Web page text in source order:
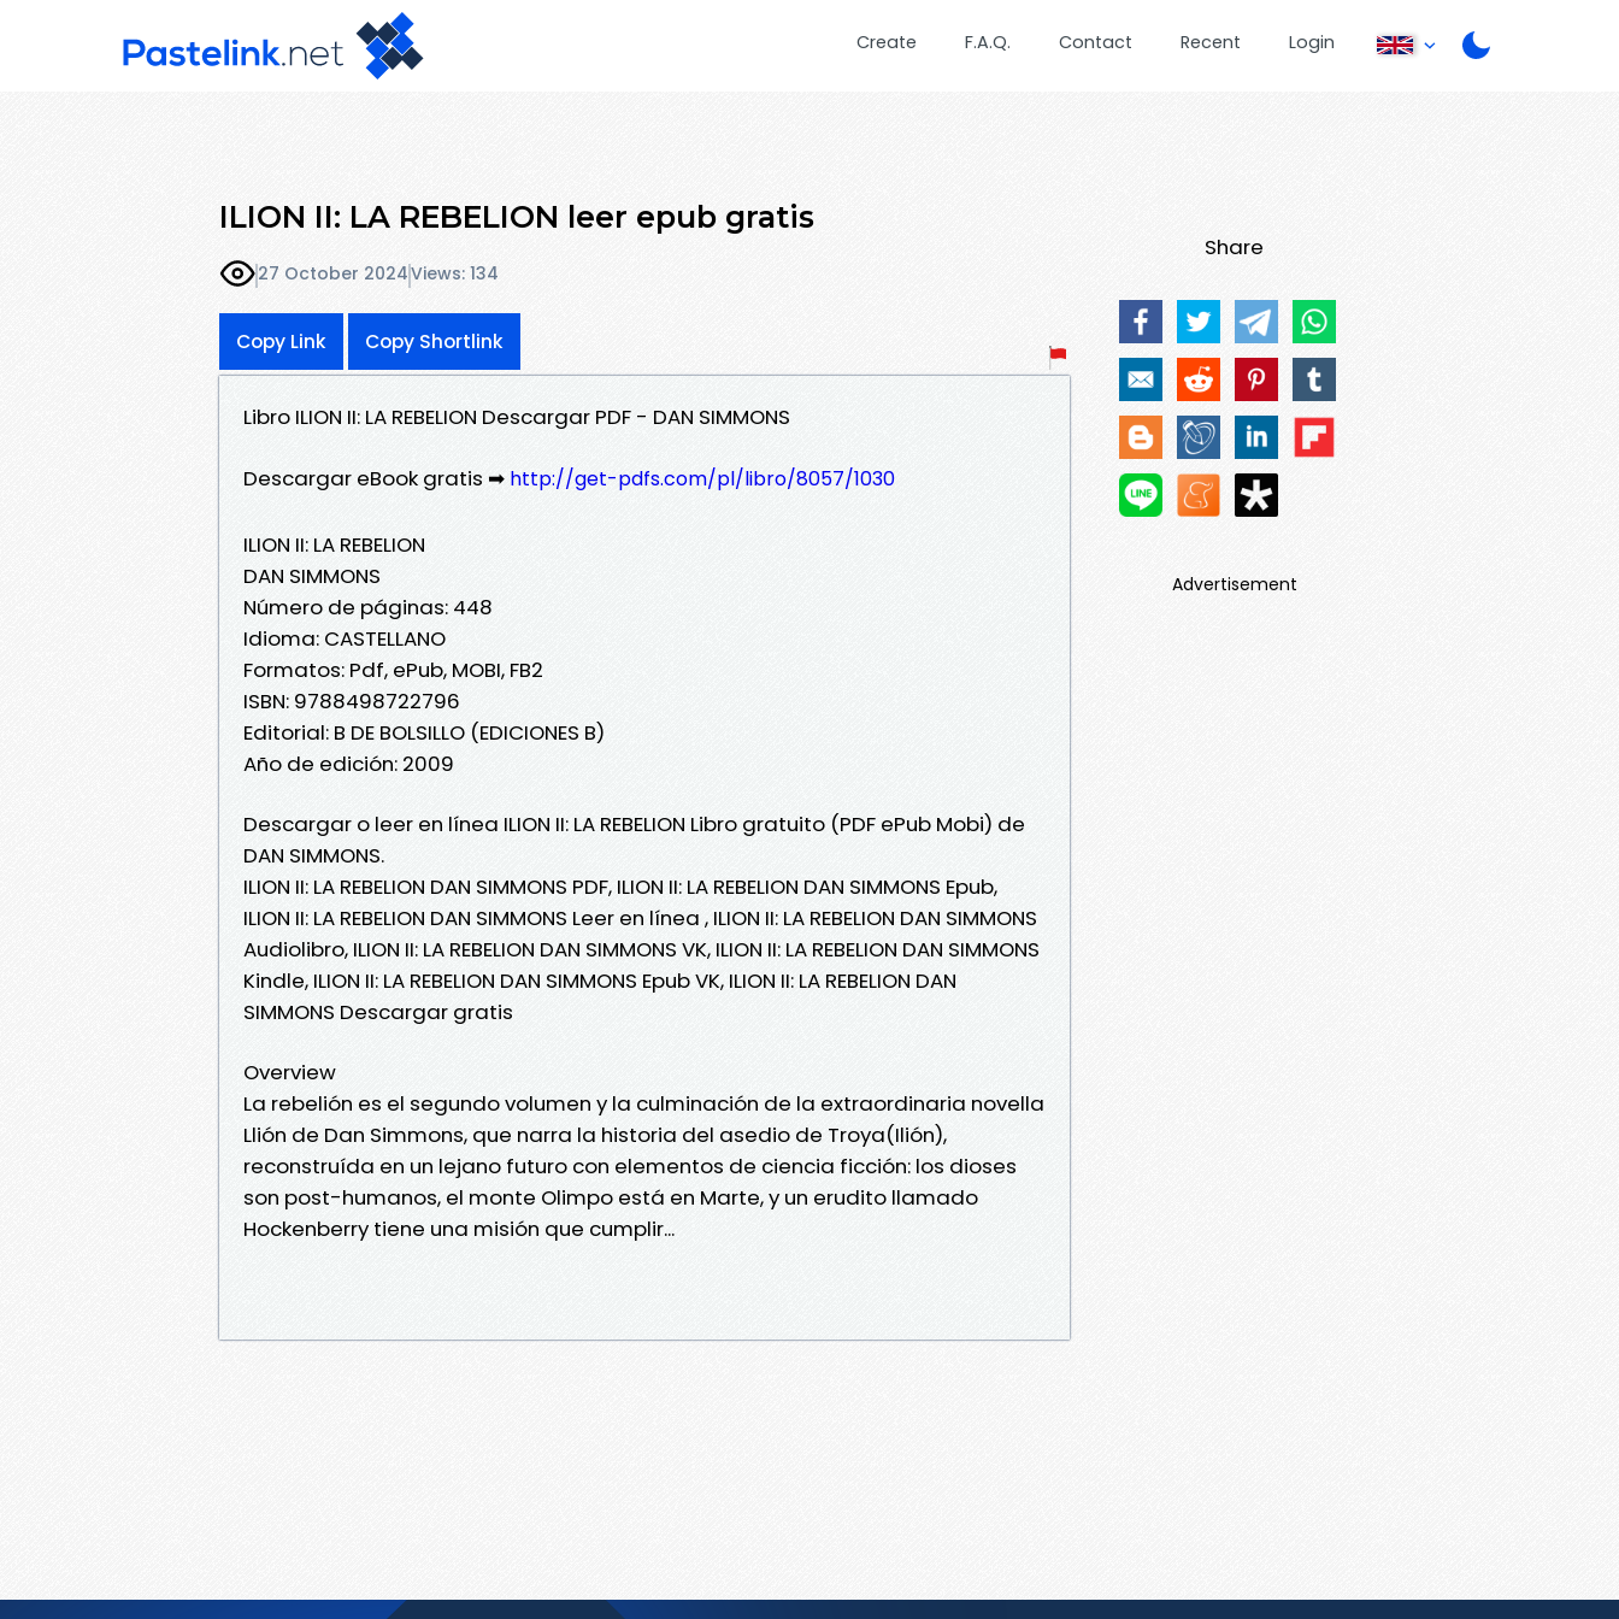
Create F.A.Q. Contact Recent Login
ILION II: LA REBELION leer epub gratis
27 October 2024Views: 134
Copy Link Copy Shortlink
Libro ILION II: LA REBELION Descargar PDF - DAN SIMMONS
Descargar eBook gratis ➡ http://get-pdfs.com/pl/libro/8057/1030
ILION II: LA REBELION
DAN SIMMONS
Número de páginas: 448
Idioma: CASTELLANO
Formatos: Pdf, ePub, MOBI, FB2
ISBN: 9788498722796
Editorial: B DE BOLSILLO (EDICIONES B)
Año de edición: 2009
Descargar o leer en línea ILION II: LA REBELION Libro gratuito (PDF ePub Mobi) de
DAN SIMMONS.
ILION II: LA REBELION DAN SIMMONS PDF, ILION II: LA REBELION DAN SIMMONS Epub,
ILION II: LA REBELION DAN SIMMONS Leer en línea , ILION II: LA REBELION DAN SIMMONS
Audiolibro, ILION II: LA REBELION DAN SIMMONS VK, ILION II: LA REBELION DAN SIMMONS
Kindle, ILION II: LA REBELION DAN SIMMONS Epub VK, ILION II: LA REBELION DAN
SIMMONS Descargar gratis
Overview
La rebelión es el segundo volumen y la culminación de la extraordinaria novella
Llión de Dan Simmons, que narra la historia del asedio de Troya(Ilión),
reconstruída en un lejano futuro con elementos de ciencia ficción: los dioses
son post-humanos, el monte Olimpo está en Marte, y un erudito llamado
Hockenberry tiene una misión que cumplir...
Share
Advertisement